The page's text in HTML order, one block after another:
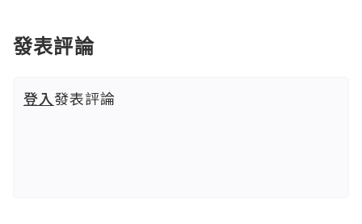
發表評論
登入發表評論